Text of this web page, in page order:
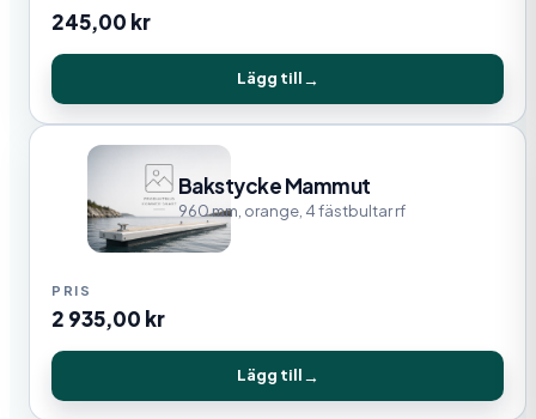
245,00 kr
Lägg till
Bakstycke Mammut
960 mm, orange, 4 fästbultar rf
2 935,00 kr
Lägg till